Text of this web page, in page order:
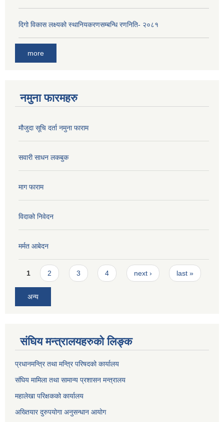
दिगो विकास लक्ष्यको स्थानियकरणसम्बन्धि रणनिति- २०८१
more
नमुना फारमहरु
मौजुदा सूचि दर्ता नमुना फाराम
सवारी साधन लकबुक
माग फाराम
विदाको निवेदन
मर्मत आबेदन
Pages
1 2 3 4 next › last »
अन्य
संघिय मन्त्रालयहरुको लिङ्‍क
प्रधानमन्त्रि तथा मन्त्रि परिषदको कार्यालय
संघिय मामिला तथा सामान्य प्रशासन मन्त्रालय
महालेखा परिक्षकको कार्यालय
अख्तियार दुरुपयोगा अनुसन्धान आयोग